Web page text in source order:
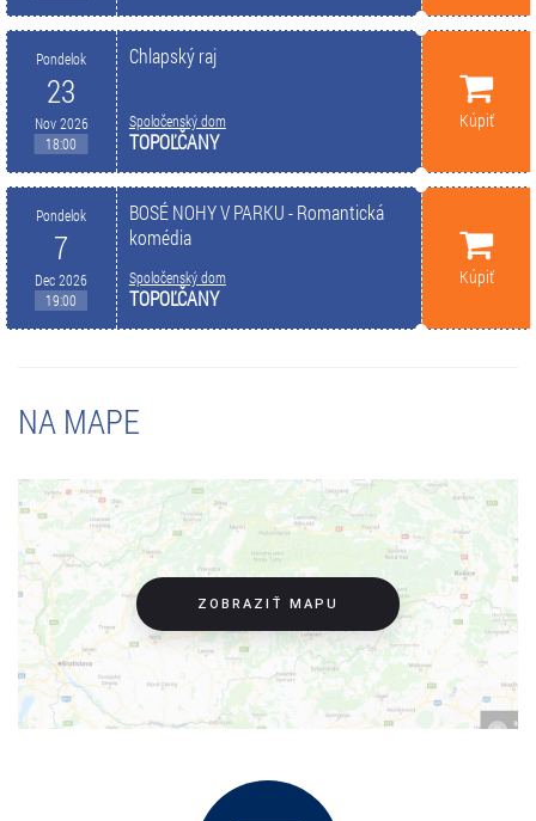
Pondelok
23
Nov 2026
18:00
Chlapský raj
Spoločenský dom
TOPOĽČANY
Kúpiť
Pondelok
7
Dec 2026
19:00
BOSÉ NOHY V PARKU - Romantická
komédia
Spoločenský dom
TOPOĽČANY
Kúpiť
NA MAPE
ZOBRAZIŤ MAPU